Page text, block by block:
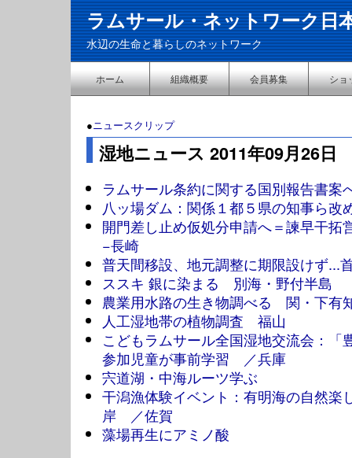
ラムサール・ネットワーク日
水辺の生命と暮らしのネットワーク
ホーム 組織概要 会員募集 ショ
●ニュースクリップ
湿地ニュース 2011年09月26日
ラムサール条約に関する国別報告書案
八ッ場ダム：関係１都５県の知事ら改
開門差し止め仮処分申請へ＝諫早干拓
−長崎
普天間移設、地元調整に期限設けず...
ススキ 銀に染まる 別海・野付半島
農業用水路の生き物調べる 関・下有
人工湿地帯の植物調査 福山
こどもラムサール全国湿地交流会：
参加児童が事前学習 ／兵庫
宍道湖・中海ルーツ学ぶ
干潟漁体験イベント：有明海の自然楽
岸 ／佐賀
藻場再生にアミノ酸